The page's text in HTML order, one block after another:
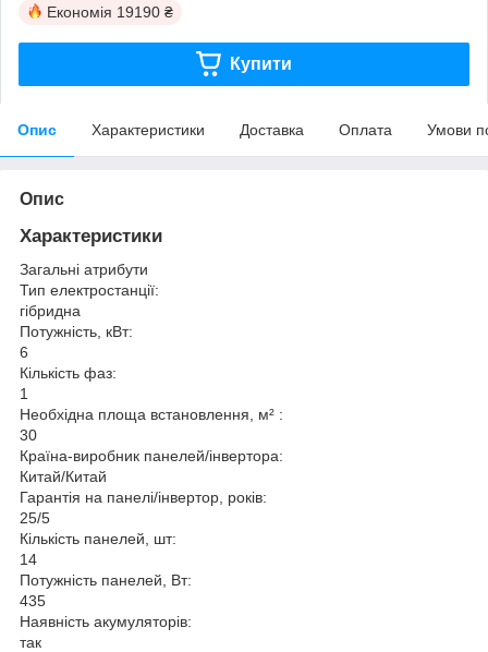
Економія 19190 ₴
Купити
Опис Характеристики Доставка Оплата Умови
Опис
Характеристики
Загальні атрибути
Тип електростанції:
гібридна
Потужність, кВт:
6
Кількість фаз:
1
Необхідна площа встановлення, м² :
30
Країна-виробник панелей/інвертора:
Китай/Китай
Гарантія на панелі/інвертор, років:
25/5
Кількість панелей, шт:
14
Потужність панелей, Вт:
435
Наявність акумуляторів:
так